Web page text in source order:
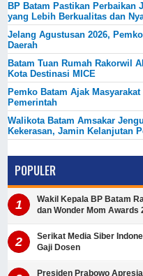
BP Batam Pastikan Perbaikan
yang Lebih Berkualitas dan
Jelang Agustusan 2026,
Daerah
Batam Tuan Rumah Rakorwil
Kota Destinasi MICE
Pemko Batam Ajak
Pemerintah
Walikota Batam Amsakar
Kekerasan, Jamin Kelanjutan
POPULER
Wakil Kepala BP Batam
dan Wonder Mom Awards
Serikat Media Siber
Gaji Dosen
Presiden Prabowo